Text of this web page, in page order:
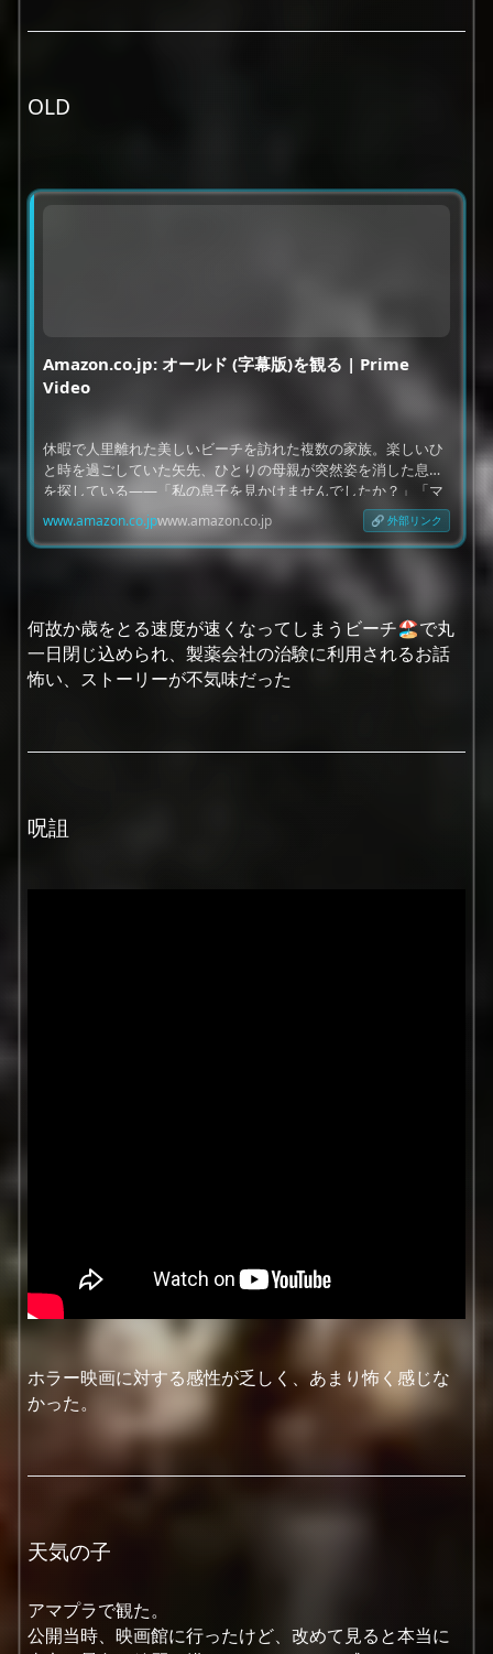
OLD
Amazon.co.jp: オールド (字幕版)を観る | Prime
Video
休暇で人里離れた美しいビーチを訪れた複数の家族。楽しいひ
と時を過ごしていた矢先、ひとりの母親が突然姿を消した息子
を探している――「私の息子を見かけませんでしたか？」「マ
マ、僕はここにいるよ！」母親が息子の姿に気付かないのも無
理はなかった。なんと6歳だった息子は、少し目を離した隙に
少年から青年へと急成長を遂げていたのだ。一体このビーチで
何が起こっているのか？海岸に打ち上げられた女性の死体、
可思議な出来事に直面する彼らは、やがて自らが急速に年老い
ていく事に気付く…。果たして、極限状態に追い込まれた彼ら
の運命は？
www.amazon.co.jpwww.amazon.co.jp
何故か歳をとる速度が速くなってしまうビーチ🏖で丸
一日閉じ込められ、製薬会社の治験に利用されるお話
怖い、ストーリーが不気味だった
呪詛
ホラー映画に対する感性が乏しく、あまり怖く感じな
かった。
天気の子
アマプラで観た。
公開当時、映画館に行ったけど、改めて見ると本当に